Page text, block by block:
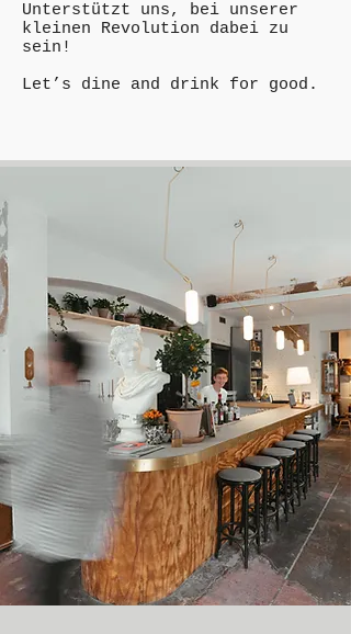
Unterstützt uns, bei unserer
kleinen Revolution dabei zu
sein!
Let’s dine and drink for good.